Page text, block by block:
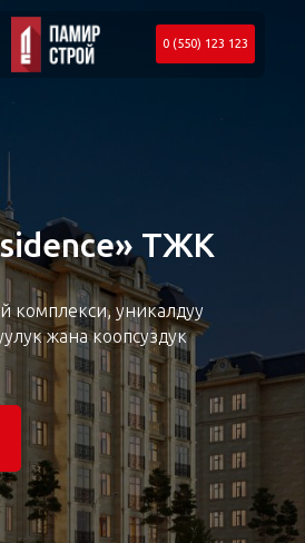
0 (550) 123 123
ТЖК
комплекси, уникалдуу
жана коопсуздук